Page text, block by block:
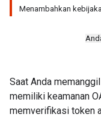
Menambahkan
Saat Anda
memiliki keamanan
memverifikasi token